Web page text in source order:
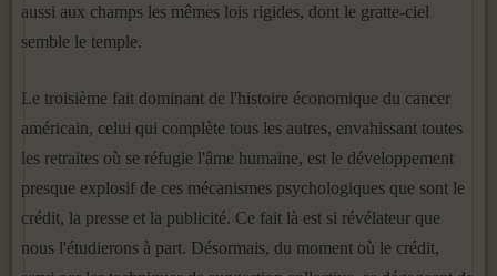
aussi aux champs les mêmes lois rigides, dont le gratte-ciel
semble le temple.
Le troisième fait dominant de l'histoire économique du cancer
amé­ricain, celui qui complète tous les autres, envahissant toutes
les retraites où se réfugie l'âme humaine, est le développement
presque explosif de ces mécanismes psychologiques que sont le
crédit, la presse et la publi­cité. Ce fait là est si révélateur que
nous l'étudierons à part. Désormais, du moment où le crédit,